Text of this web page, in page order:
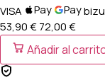
VISA
Pay Pay
53,90 €72,00€
Añadir al